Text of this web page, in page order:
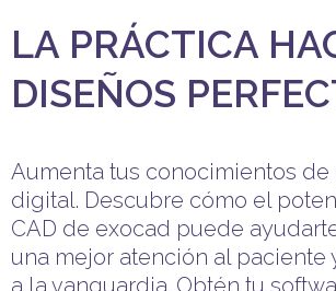
LA PRÁCTICA
DISEÑOS
Aumenta tus conocimientos
digital. Descubre cómo el
CAD de exocad puede
una mejor atención al paciente